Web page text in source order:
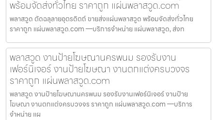
พร้อมจัดส่งทั่วไทย ราคาถูก แผ่นพลาสวูด.com
พลาสวูด ตัดฉลุลายอุตรดิตถ์ ขายส่งแผ่นพลาสวูด พร้อมจัดส่งทั่วไทย
ราคาถูก แผ่นพลาสวูด.com —บริการจำหน่าย แผ่นพลาสวูด, ส่งท
พลาสวูด งานป้ายโฆษณานครพนม รองรับงาน
เฟอร์นิเจอร์ งานป้ายโฆษณา งานตกแต่งครบวงจร
ราคาถูก แผ่นพลาสวูด.com
พลาสวูด งานป้ายโฆษณานครพนม รองรับงานเฟอร์นิเจอร์ งานป้าย
โฆษณา งานตกแต่งครบวงจร ราคาถูก แผ่นพลาสวูด.com —บริการ
จำหน่าย แผ